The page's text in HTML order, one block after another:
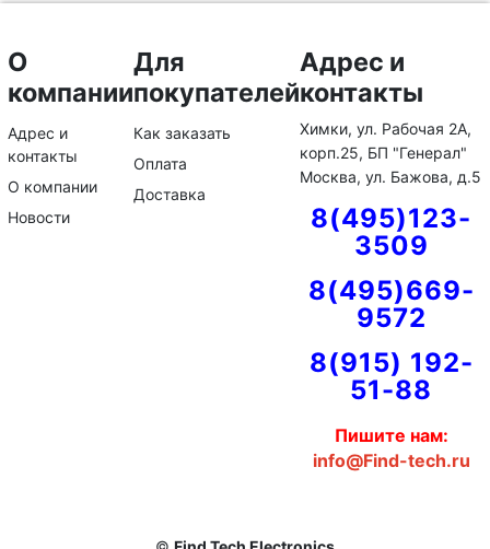
О
компании
Адрес и
контакты
О компании
Новости
Для
покупателей
Как заказать
Оплата
Доставка
Адрес и
контакты
Химки, ул. Рабочая 2А,
корп.25, БП "Генерал"
Москва, ул. Бажова, д.5
8(495)123-
3509
8(495)669-
9572
8(915) 192-
51-88
Пишите нам:
info@Find-tech.ru